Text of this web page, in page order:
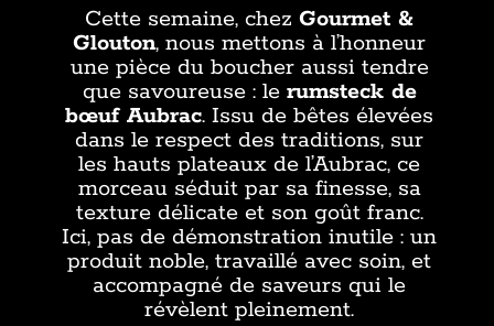
Cette semaine, chezGourmet &
Glouton, nous mettons à l’honneur
une pièce du boucher aussi tendre
que savoureuse : le rumsteck de
bœuf Aubrac. Issu de bêtes élevées
dans le respect des traditions, sur
les hauts plateaux de l’Aubrac, ce
morceau séduit par sa finesse, sa
texture délicate et son goût franc.
Ici, pas de démonstration inutile : un
produit noble, travaillé avec soin, et
accompagné de saveurs qui le
révèlent pleinement.